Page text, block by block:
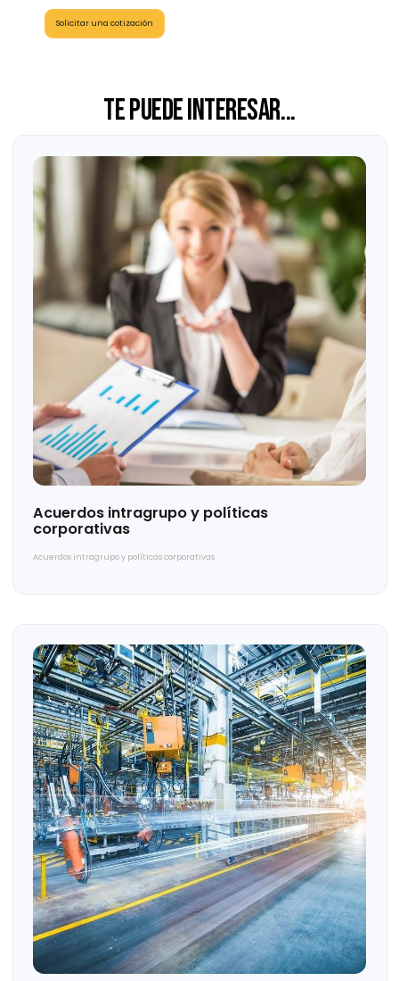
opción de grabar la sesión y poder compartir contenidos en la
pantalla que te resultarán muy sencillas y fáciles de usar.
además de contar con salas para las entrevistas
ayudarte a publicar vacantes, precalificar perfiles, aplicar
Si aún no lo has hecho, dile sí a la tecnología, seguro sumarás a
los mejores talentos. Asesórate con expertos en el tema, conoce
nuestros serviciosocontáctanospara poder
brindarte atención personalizada.
Las opiniones expresadas en este artículo son de exclusiva
responsabilidad del autor y no necesariamente representan la
opinión de Grupo Consultor EFE.
Agendar un diagnóstico
Solicitar una cotización
Te puede interesar...
Acuerdos intragrupo y políticas